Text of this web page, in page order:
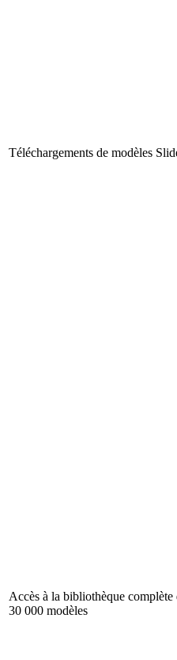
Téléchargements de modèles
Accès à la bibliothèque complète
30 000 modèles